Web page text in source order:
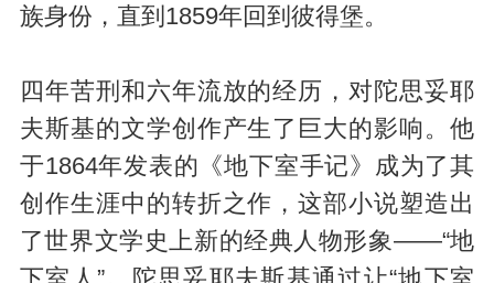
族身份，直到1859年回到彼得堡。
四年苦刑和六年流放的经历，对陀思妥耶
夫斯基的文学创作产生了巨大的影响。他
于1864年发表的《地下室手记》成为了其
创作生涯中的转折之作，这部小说塑造出
了世界文学史上新的经典人物形象——“地